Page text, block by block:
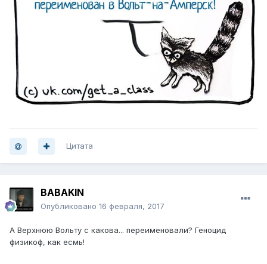
Цитата
BABAKIN
Опубликовано 16 февраля, 2017
А Верхнюю Вольту с какова... переименовали? Геноцид
физикоф, как есмь!